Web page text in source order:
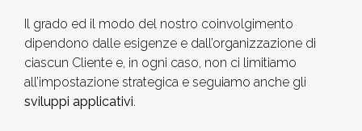
Il grado ed il modo del nostro coinvolgimento
dipendono dalle esigenze e dall’organizzazione di
ciascun Cliente e, in ogni caso, non ci limitiamo
all’impostazione strategica e seguiamo anche gli
sviluppi applicativi.